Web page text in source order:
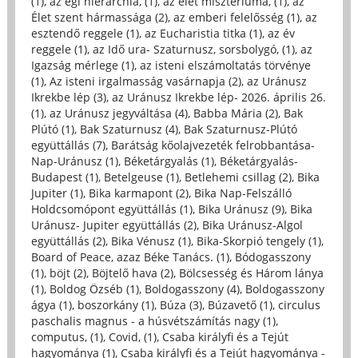
Élet szent hármassága (2), az emberi felelősség (1), az
esztendő reggele (1), az Eucharistia titka (1), az év
reggele (1), az Idő ura- Szaturnusz, sorsbolygó, (1), az
Igazság mérlege (1), az isteni elszámoltatás törvénye
(1), Az isteni irgalmasság vasárnapja (2), az Uránusz
Ikrekbe lép (3), az Uránusz Ikrekbe lép- 2026. április 26.
(1), az Uránusz jegyváltása (4), Babba Mária (2), Bak
Plútó (1), Bak Szaturnusz (4), Bak Szaturnusz-Plútó
együttállás (7), Barátság kőolajvezeték felrobbantása-
Nap-Uránusz (1), Béketárgyalás (1), Béketárgyalás-
Budapest (1), Betelgeuse (1), Betlehemi csillag (2), Bika
Jupiter (1), Bika karmapont (2), Bika Nap-Felszálló
Holdcsomópont együttállás (1), Bika Uránusz (9), Bika
Uránusz- Jupiter együttállás (2), Bika Uránusz-Algol
együttállás (2), Bika Vénusz (1), Bika-Skorpió tengely (1),
Board of Peace, azaz Béke Tanács. (1), Bódogasszony
(1), böjt (2), Böjtelő hava (2), Bölcsesség és Három lánya
(1), Boldog Özséb (1), Boldogasszony (4), Boldogasszony
ágya (1), boszorkány (1), Búza (3), Búzavető (1), circulus
paschalis magnus - a húsvétszámítás nagy (1),
computus, (1), Covid, (1), Csaba királyfi és a Tejút
hagyománya (1), Csaba királyfi és a Tejút hagyománya -